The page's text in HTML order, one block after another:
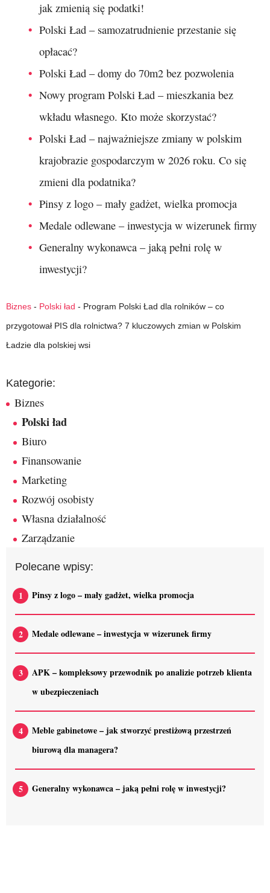
jak zmienią się podatki!
Polski Ład – samozatrudnienie przestanie się
opłacać?
Polski Ład – domy do 70m2 bez pozwolenia
Nowy program Polski Ład – mieszkania bez
wkładu własnego. Kto może skorzystać?
Polski Ład – najważniejsze zmiany w polskim
krajobrazie gospodarczym w 2026 roku. Co się
zmieni dla podatnika?
Pinsy z logo – mały gadżet, wielka promocja
Medale odlewane – inwestycja w wizerunek firmy
Generalny wykonawca – jaką pełni rolę w
inwestycji?
Biznes - Polski ład - Program Polski Ład dla rolników – co
przygotował PIS dla rolnictwa? 7 kluczowych zmian w Polskim
Ładzie dla polskiej wsi
Kategorie:
Biznes
Polski ład
Biuro
Finansowanie
Marketing
Rozwój osobisty
Własna działalność
Zarządzanie
Polecane wpisy:
Pinsy z logo – mały gadżet, wielka promocja
Medale odlewane – inwestycja w wizerunek firmy
APK – kompleksowy przewodnik po analizie potrzeb klienta
w ubezpieczeniach
Meble gabinetowe – jak stworzyć prestiżową przestrzeń
biurową dla managera?
Generalny wykonawca – jaką pełni rolę w inwestycji?